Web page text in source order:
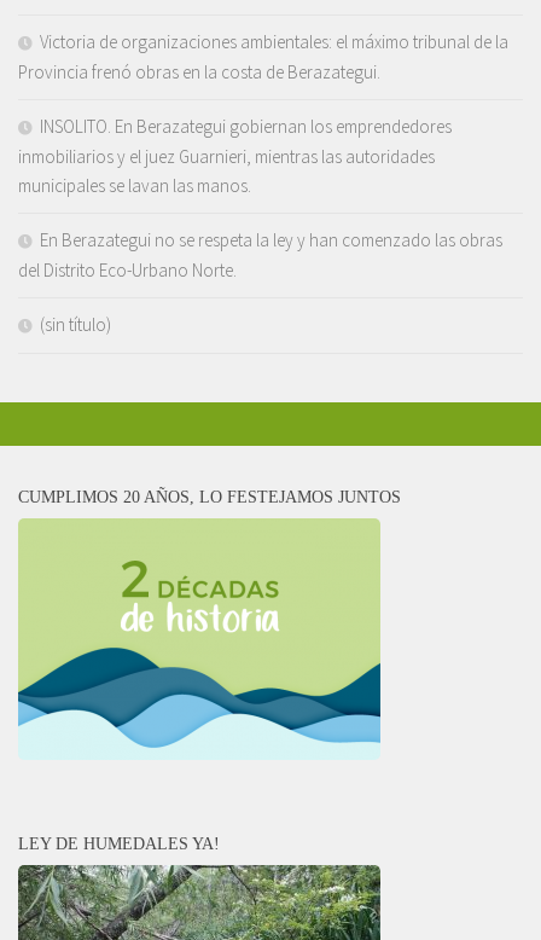
Victoria de organizaciones ambientales: el máximo tribunal de la
Provincia frenó obras en la costa de Berazategui.
INSOLITO. En Berazategui gobiernan los emprendedores
inmobiliarios y el juez Guarnieri, mientras las autoridades
municipales se lavan las manos.
En Berazategui no se respeta la ley y han comenzado las obras
del Distrito Eco-Urbano Norte.
(sin título)
CUMPLIMOS 20 AÑOS, LO FESTEJAMOS JUNTOS
LEY DE HUMEDALES YA!